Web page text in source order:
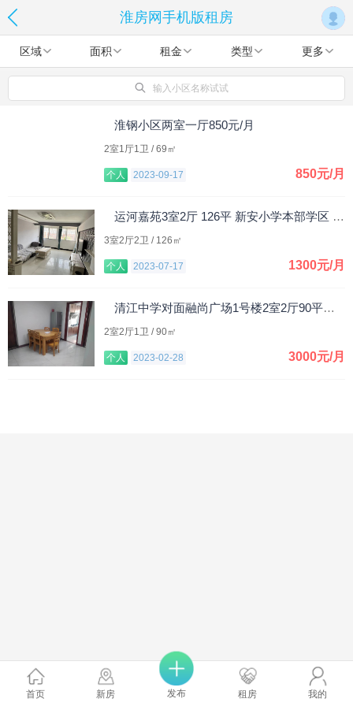
淮房网手机版租房
区域 面积 租金 类型 更多
输入小区名称试试
淮钢小区两室一厅850元/月
2室1厅1卫 / 69㎡
个人 2023-09-17 850元/月
运河嘉苑3室2厅 126平 新安小学本部学区 1300元/月
3室2厅2卫 / 126㎡
个人 2023-07-17 1300元/月
清江中学对面融尚广场1号楼2室2厅90平米，整租。
2室2厅1卫 / 90㎡
个人 2023-02-28 3000元/月
首页 新房 发布 租房 我的